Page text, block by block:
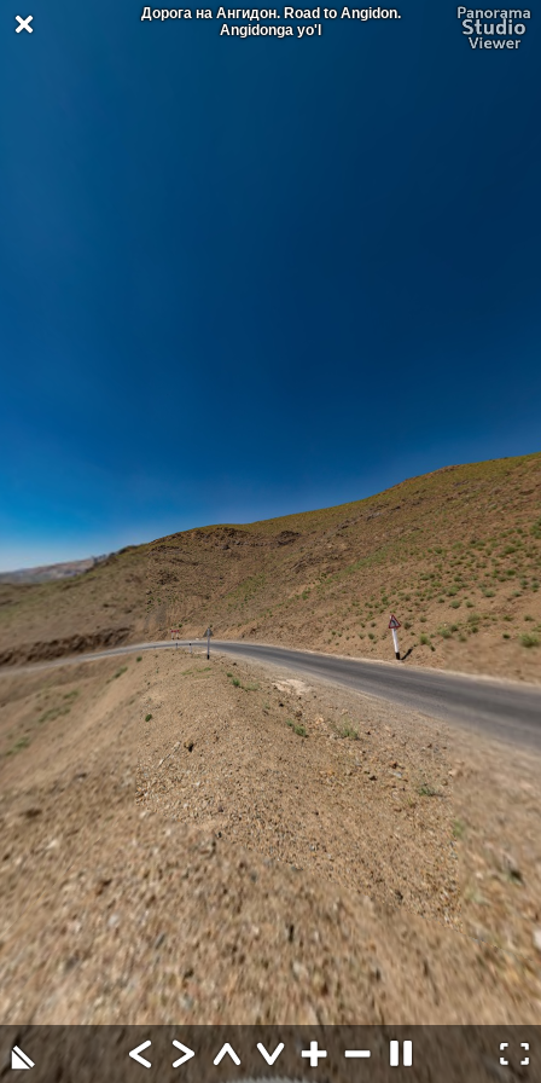
Дорога на Ангидон. Road to Angidon.
Angidonga yo'l